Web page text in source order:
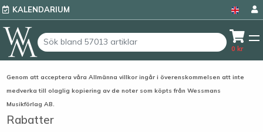
KALENDARIUM
0 kr
Genom att acceptera våra Allmänna villkor ingår i överenskommelsen att inte
medverka till olaglig kopiering av de noter som köpts från Wessmans
Musikförlag AB.
Rabatter